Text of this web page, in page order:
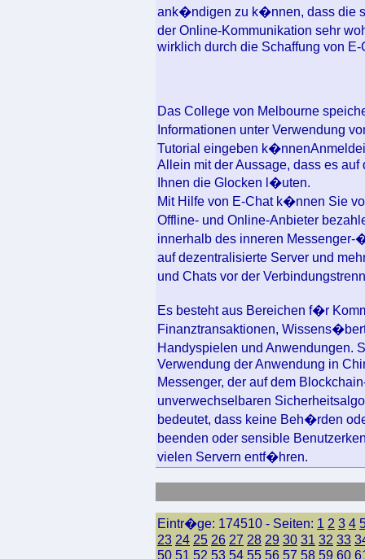
ank�ndigen zu k�nnen, dass die
der Online-Kommunikation sehr
wirklich durch die Schaffung von E-
Das College von Melbourne
Informationen unter Verwendung
Tutorial eingeben
Allein mit der Aussage, dass es
Ihnen die Glocken l�uten.
Mit Hilfe von E-Chat k�nnen Sie
Offline- und Online-Anbieter
innerhalb des inneren
auf dezentralisierte Server und
und Chats vor der
Es besteht aus Bereichen f�r
Finanztransaktionen,
Handyspielen und Anwendungen.
Verwendung der Anwendung in
Messenger, der auf dem
unverwechselbaren
bedeutet, dass keine Beh�rden
beenden oder sensible
vielen Servern entf�hren.
Eintr�ge: 174510 - Seiten: 1 2 3 4
23 24 25 26 27 28 29 30 31 32 33
50 51 52 53 54 55 56 57 58 59 60